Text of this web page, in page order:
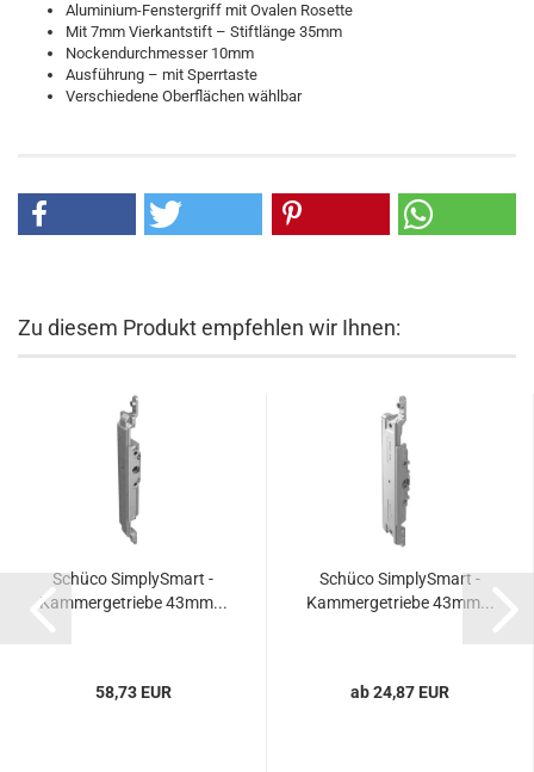
Aluminium-Fenstergriff mit Ovalen Rosette
Mit 7mm Vierkantstift – Stiftlänge 35mm
Nockendurchmesser 10mm
Ausführung – mit Sperrtaste
Verschiedene Oberflächen wählbar
Zu diesem Produkt empfehlen wir Ihnen:
Schü­co Sim­plyS­mart -
Kam­mer­ge­trie­be 43mm...
58,73 EUR
Schü­co Sim­plyS­mart -
Kam­mer­ge­trie­be 43mm...
ab 24,87 EUR